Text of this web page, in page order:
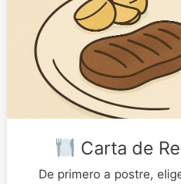
Carta de
De primero a postre,